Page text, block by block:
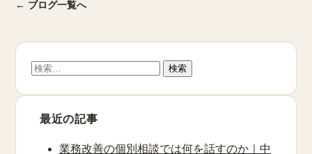
← ブログ一覧へ
検
最近の記事
業務改善の個別相談では何を話すのか｜中